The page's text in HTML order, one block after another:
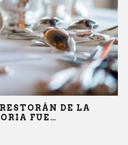
LA MIEL…